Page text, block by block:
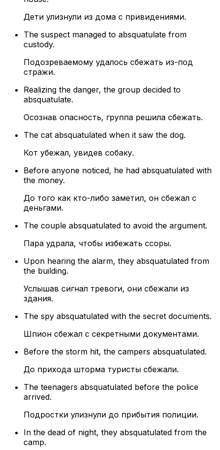
Дети улизнули из дома с привидениями.
The suspect managed to absquatulate from
custody.
Подозреваемому удалось сбежать из-под
стражи.
Realizing the danger, the group decided to
absquatulate.
Осознав опасность, группа решила сбежать.
The cat absquatulated when it saw the dog.
Кот убежал, увидев собаку.
Before anyone noticed, he had absquatulated with
the money.
До того как кто-либо заметил, он сбежал с
деньгами.
The couple absquatulated to avoid the argument.
Пара удрала, чтобы избежать ссоры.
Upon hearing the alarm, they absquatulated from
the building.
Услышав сигнал тревоги, они сбежали из
здания.
The spy absquatulated with the secret documents.
Шпион сбежал с секретными документами.
Before the storm hit, the campers absquatulated.
До прихода шторма туристы сбежали.
The teenagers absquatulated before the police
arrived.
Подростки улизнули до прибытия полиции.
In the dead of night, they absquatulated from the
camp.